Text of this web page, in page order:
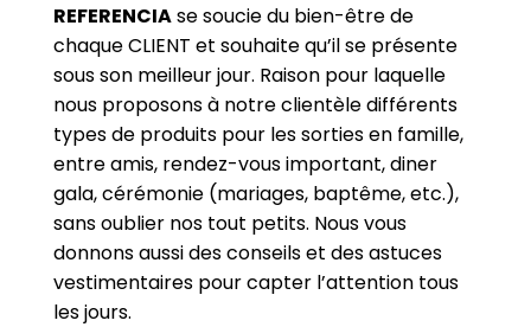
REFERENCIAse soucie du bien-être de
chaque CLIENT et souhaite qu’il se présente
sous son meilleur jour. Raison pour laquelle
nous proposons à notre clientèle différents
types de produits pour les sorties en famille,
entre amis, rendez-vous important, diner
gala, cérémonie (mariages, baptême, etc.),
sans oublier nos tout petits. Nous vous
donnons aussi des conseils et des astuces
vestimentaires pour capter l’attention tous
les jours.